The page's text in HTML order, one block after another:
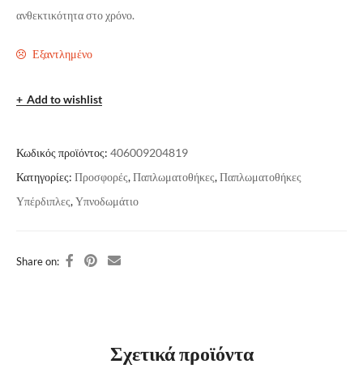
ανθεκτικότητα στο χρόνο.
Εξαντλημένο
Add to wishlist
Κωδικός προϊόντος: 406009204819
Κατηγορίες: Προσφορές,Παπλωματοθήκες,Παπλωματοθήκες
Υπέρδιπλες,Υπνοδωμάτιο
Share on:
Σχετικά προϊόντα